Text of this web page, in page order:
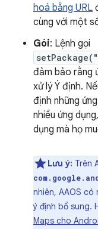
hoá bằng URL
cùng với một
Gói: Lệnh gọi
đảm bảo rằng
xử lý Ý định.
định những
nhiều ứng
dụng mà họ
Lưu ý: Trên
nhiên, AAOS
ý định bổ sung.
Maps cho